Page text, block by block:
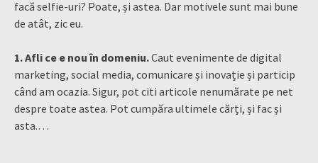
facă selfie-uri? Poate, și astea. Dar motivele sunt mai bune
de atât, zic eu.
1. Afli ce e nou în domeniu.Caut evenimente de digital
marketing, social media, comunicare și inovație și particip
când am ocazia. Sigur, pot citi articole nenumărate pe net
despre toate astea. Pot cumpăra ultimele cărți, și fac și
asta.…